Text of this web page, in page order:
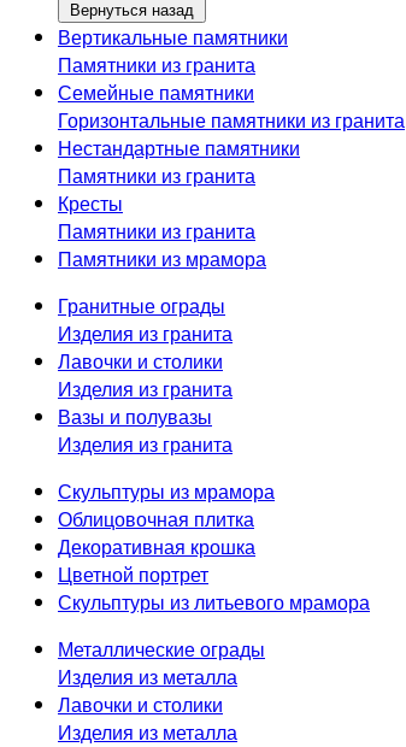
Вернуться назад
Вертикальные памятники
Памятники из гранита
Семейные памятники
Горизонтальные памятники из гранита
Нестандартные памятники
Памятники из гранита
Кресты
Памятники из гранита
Памятники из мрамора
Гранитные ограды
Изделия из гранита
Лавочки и столики
Изделия из гранита
Вазы и полувазы
Изделия из гранита
Скульптуры из мрамора
Облицовочная плитка
Декоративная крошка
Цветной портрет
Скульптуры из литьевого мрамора
Металлические ограды
Изделия из металла
Лавочки и столики
Изделия из металла